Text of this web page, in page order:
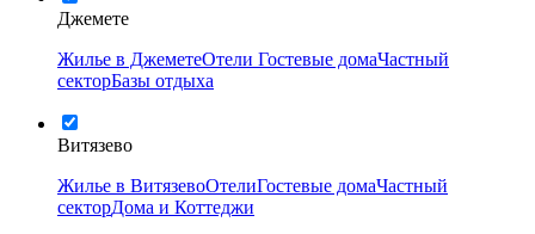
Джемете
Жилье в ДжеметеОтели Гостевые домаЧастный
секторБазы отдыха
Витязево
Жилье в ВитязевоОтелиГостевые домаЧастный
секторДома и Коттеджи